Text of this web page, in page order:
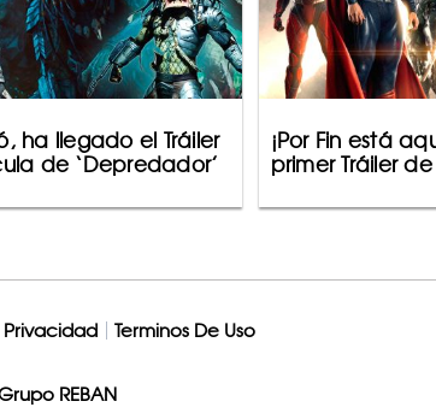
ha llegado el Tráiler
de ‘Depredador’
¡Por Fin está
primer Tráiler
Terminos De Uso
REBAN